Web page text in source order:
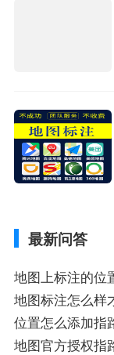
最新问答
地图上标注的位
地图标注怎么样
位置怎么添加指
地图官方授权指